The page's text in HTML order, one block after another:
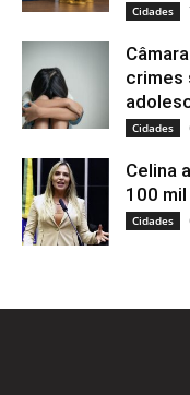
Cidades
crimes
Cidades
Celina
100 mil
Cidades